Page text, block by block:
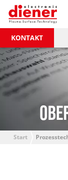
KONTAKT
Start